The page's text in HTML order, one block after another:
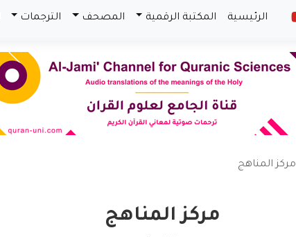
الرئيسية المكتبة الرقمية المصحف الترجمات
مركز المناهج
مركز المناهج